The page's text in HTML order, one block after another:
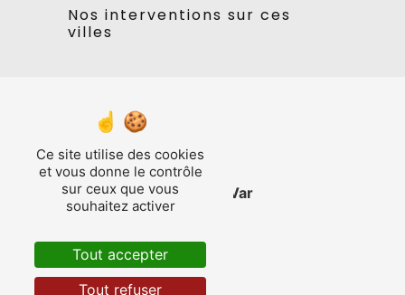
Nos interventions sur ces
villes
La Valette-du-Var
Ce site utilise des cookies
et vous donne le contrôle
sur ceux que vous
souhaitez activer
Tout accepter
Tout refuser